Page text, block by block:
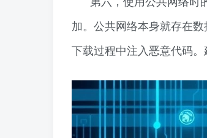
加。公共网络本身就存在
下载过程中注入恶意代码。